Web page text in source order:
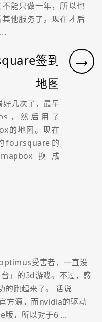
能只做一年，所以也
他服务了。现在才后
→
签到
地图
几次了，最早
，然后用了
的地图。现在
foursquare的
换成
受害者，一直没
」的3d游戏。不过，感
的跑起来了。 话说
方源，而nvidia的驱动
版，所以对于6 ...